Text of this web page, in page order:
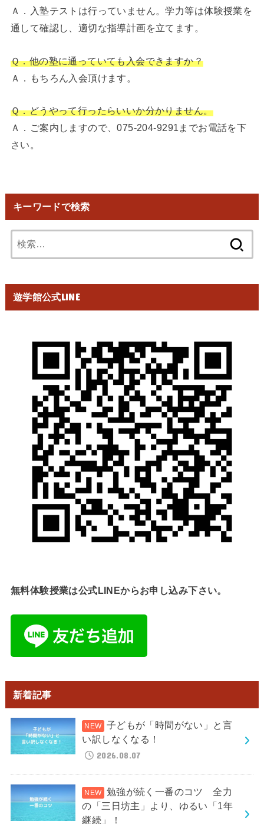
Ａ．入塾テストは行っていません。学力等は体験授業を
通して確認し、適切な指導計画を立てます。
Ｑ．他の塾に通っていても入会できますか？
Ａ．もちろん入会頂けます。
Ｑ．どうやって行ったらいいか分かりません。
Ａ．ご案内しますので、075-204-9291までお電話を下
さい。
キーワードで検索
索:
遊学館公式LINE
無料体験授業は公式LINEからお申し込み下さい。
新着記事
子どもが「時間がない」と言
い訳しなくなる！
2026.08.07
勉強が続く一番のコツ 全力
の「三日坊主」より、ゆるい「1年
継続」！